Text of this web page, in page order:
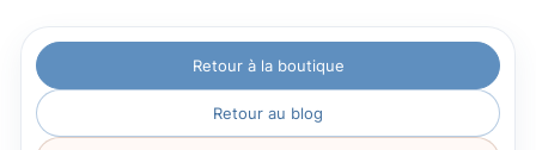
Aller
contenu
Retour à la boutique
Retour au blog